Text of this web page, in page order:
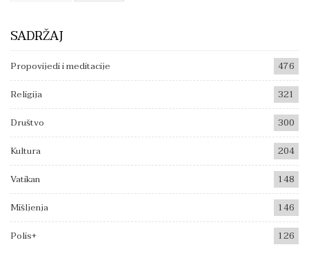
SADRŽAJ
Propovijedi i meditacije
476
Religija
321
Društvo
300
Kultura
204
Vatikan
148
Mišljenja
146
Polis+
126